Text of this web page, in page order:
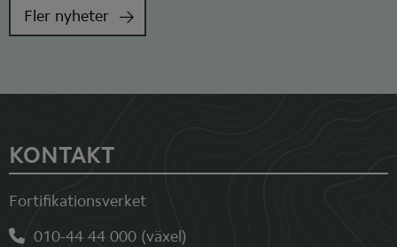
Fler nyheter
Sidfot
KONTAKT
Fortifikationsverket
010-44 44 000 (växel)